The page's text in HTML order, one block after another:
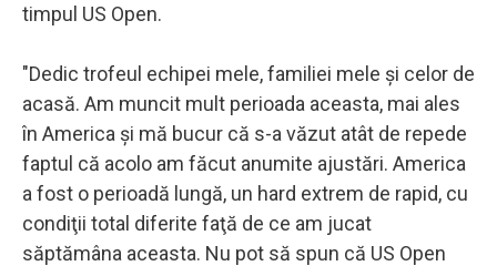
timpul US Open.
"Dedic trofeul echipei mele, familiei mele şi celor de
acasă. Am muncit mult perioada aceasta, mai ales
în America şi mă bucur că s-a văzut atât de repede
faptul că acolo am făcut anumite ajustări. America
a fost o perioadă lungă, un hard extrem de rapid, cu
condiţii total diferite faţă de ce am jucat
săptămâna aceasta. Nu pot să spun că US Open